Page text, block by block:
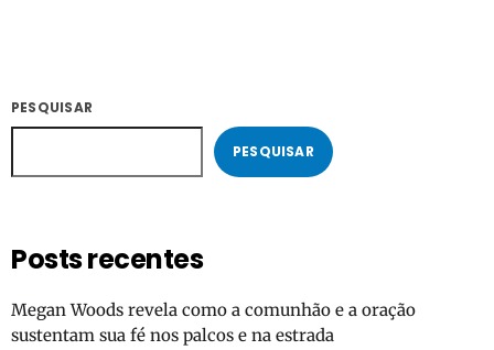
PESQUISAR
PESQUISAR
Posts recentes
Megan Woods revela como a comunhão e a oração
sustentam sua fé nos palcos e na estrada